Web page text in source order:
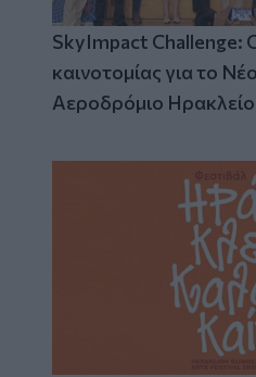
SkyImpact Challenge:
καινοτομίας για το
Αεροδρόμιο